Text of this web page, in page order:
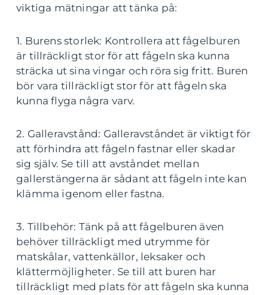
viktiga mätningar att tänka på:
1. Burens storlek: Kontrollera att fågelburen
är tillräckligt stor för att fågeln ska kunna
sträcka ut sina vingar och röra sig fritt. Buren
bör vara tillräckligt stor för att fågeln ska
kunna flyga några varv.
2. Galleravstånd: Galleravståndet är viktigt för
att förhindra att fågeln fastnar eller skadar
sig själv. Se till att avståndet mellan
gallerstängerna är sådant att fågeln inte kan
klämma igenom eller fastna.
3. Tillbehör: Tänk på att fågelburen även
behöver tillräckligt med utrymme för
matskålar, vattenkällor, leksaker och
klättermöjligheter. Se till att buren har
tillräckligt med plats för att fågeln ska kunna